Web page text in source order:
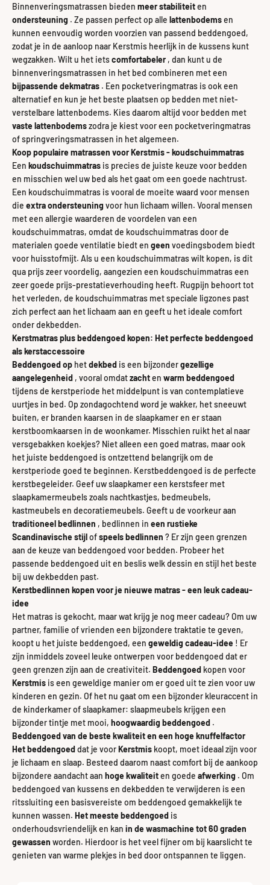
Binnenveringsmatrassen bieden meer stabiliteiten
ondersteuning . Ze passen perfect op alle lattenbodemsen
kunnen eenvoudig worden voorzien van passend beddengoed,
zodat je in de aanloop naar Kerstmis heerlijk in de kussens kunt
wegzakken. Wilt u het ietscomfortabeler , dan kunt u de
binnenveringsmatrassen in het bed combineren met een
bijpassende dekmatras . Een pocketveringmatras is ook een
alternatief en kun je het beste plaatsen op bedden met niet-
verstelbare lattenbodems. Kies daarom altijd voor bedden met
vaste lattenbodemszodra je kiest voor een pocketveringmatras
of springveringsmatrassen in het algemeen.
Koop populaire matrassen voor Kerstmis - koudschuimmatras
Een koudschuimmatras is precies de juiste keuze voor bedden
en misschien wel uw bed als het gaat om een ​​goede nachtrust.
Een koudschuimmatras is vooral de moeite waard voor mensen
die extra ondersteuning voor hun lichaam willen. Vooral mensen
met een allergie waarderen de voordelen van een
koudschuimmatras, omdat de koudschuimmatras door de
materialen goede ventilatie biedt en geen voedingsbodem biedt
voor huisstofmijt. Als u een koudschuimmatras wilt kopen, is dit
qua prijs zeer voordelig, aangezien een koudschuimmatras een
zeer goede prijs-prestatieverhouding heeft. Rugpijn behoort tot
het verleden, de koudschuimmatras met speciale ligzones past
zich perfect aan het lichaam aan en geeft u het ideale comfort
onder dekbedden.
Kerstmatras plus beddengoed kopen: Het perfecte beddengoed
als kerstaccessoire
Beddengoed op hetdekbed is een bijzondergezellige
aangelegenheid , vooral omdatzachten warm beddengoed
tijdens de kerstperiode het middelpunt is van contemplatieve
uurtjes in bed. Op zondagochtend word je wakker, het sneeuwt
buiten, er branden kaarsen in de slaapkamer en er staan ​​
kerstboomkaarsen in de woonkamer. Misschien ruikt het al naar
versgebakken koekjes? Niet alleen een goed matras, maar ook
het juiste beddengoed is ontzettend belangrijk om de
kerstperiode goed te beginnen. Kerstbeddengoed is de perfecte
kerstbegeleider. Geef uw slaapkamer een kerstsfeer met
slaapkamermeubels zoals nachtkastjes, bedmeubels,
kastmeubels en decoratiemeubels. Geeft u de voorkeur aan
traditioneel bedlinnen , bedlinnen in een rustieke
Scandinavische stijlofspeels bedlinnen ? Er zijn geen grenzen
aan de keuze van beddengoed voor bedden. Probeer het
passende beddengoed uit en beslis welk dessin en stijl het beste
bij uw dekbedden past.
Kerstbedlinnen kopen voor je nieuwe matras - een leuk cadeau-
idee
Het matras is gekocht, maar wat krijg je nog meer cadeau? Om uw
partner, familie of vrienden een bijzondere traktatie te geven,
koopt u het juiste beddengoed, een geweldig cadeau-idee ! Er
zijn inmiddels zoveel leuke ontwerpen voor beddengoed dat er
geen grenzen zijn aan de creativiteit. Beddengoed kopen voor
Kerstmis is een geweldige manier om er goed uit te zien voor uw
kinderen en gezin. Of het nu gaat om een ​​bijzonder kleuraccent in
de kinderkamer of slaapkamer: slaapmeubels krijgen een
bijzonder tintje met mooi, hoogwaardig beddengoed .
Beddengoed van de beste kwaliteit en een hoge knuffelfactor
Het beddengoeddat je voorKerstmis koopt, moet ideaal zijn voor
je lichaam en slaap. Besteed daarom naast comfort bij de aankoop
bijzondere aandacht aan hoge kwaliteiten goede afwerking . Om
beddengoed van kussens en dekbedden te verwijderen is een
ritssluiting een basisvereiste om beddengoed gemakkelijk te
kunnen wassen. Het meeste beddengoed is
onderhoudsvriendelijk en kan in de wasmachine tot 60 graden
gewassen worden. Hierdoor is het veel fijner om bij kaarslicht te
genieten van warme plekjes in bed door ontspannen te liggen.